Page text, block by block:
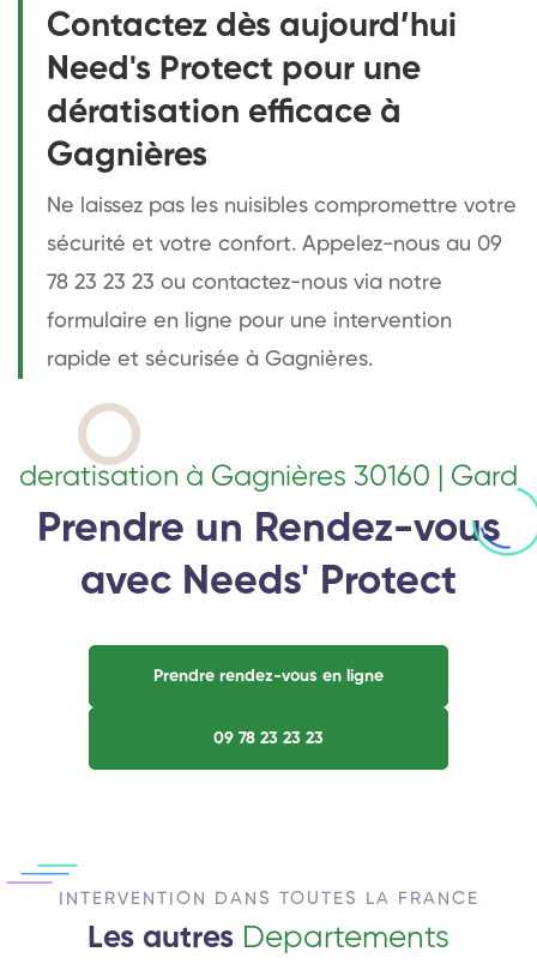
Contactez dès aujourd’hui
Need's Protect pour une
dératisation efficace à
Gagnières
Ne laissez pas les nuisibles compromettre votre
sécurité et votre confort. Appelez-nous au 09
78 23 23 23 ou contactez-nous via notre
formulaire en ligne pour une intervention
rapide et sécurisée à Gagnières.
deratisation à Gagnières 30160 | Gard
Prendre un Rendez-vous
avec Needs' Protect
Prendre rendez-vous en ligne
09 78 23 23 23
INTERVENTION DANS TOUTES LA FRANCE
Les autres Departements